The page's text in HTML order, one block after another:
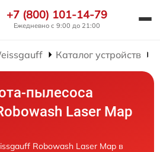
+7 (800) 101-14-79
Ежедневно с 9:00 до 21:00
Каталог устройств
пылесоса
Laser Map
Robowash Laser Map в